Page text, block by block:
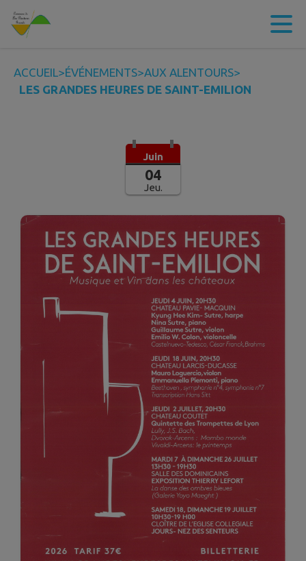
Contenu
ACCUEIL>ÉVÉNEMENTS>AUX ALENTOURS>
LES GRANDES HEURES DE SAINT-EMILION
Juin
04
Jeu.